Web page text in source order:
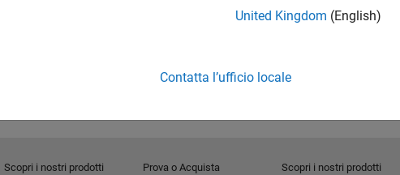
United Kingdom (English)
Contatta l’ufficio locale
Scopri i nostri prodotti Prova o Acquista Scopri i nostri prodotti